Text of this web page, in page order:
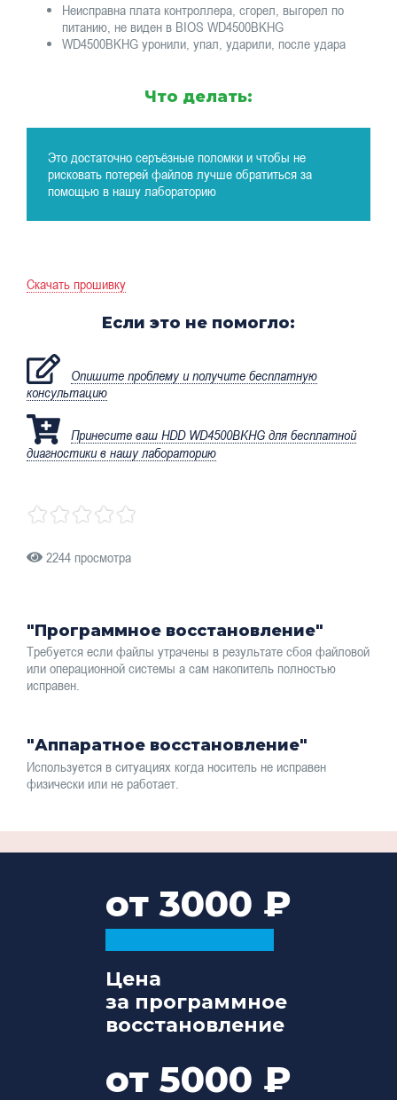
Неисправна плата контроллера, сгорел, выгорел по
питанию, не виден в BIOS WD4500BKHG
WD4500BKHG уронили, упал, ударили, после удара
Что делать:
Это достаточно серъёзные поломки и чтобы не
рисковать потерей файлов лучше обратиться за
помощью в нашу лабораторию
Скачать прошивку
Если это не помогло:
Опишите проблему и получите бесплатную
консультацию
Принесите ваш HDD WD4500BKHG для бесплатной
диагностики в нашу лабораторию
2244 просмотра
"Программное восстановление"
Требуется если файлы утрачены в результате сбоя файловой
или операционной системы а сам накопитель полностью
исправен.
"Аппаратное восстановление"
Используется в ситуациях когда носитель не исправен
физически или не работает.
от 3000
Цена
за программное
восстановление
от 5000